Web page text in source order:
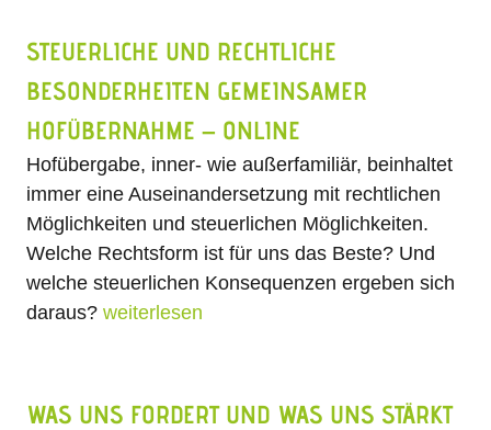
STEUERLICHE UND RECHTLICHE
BESONDERHEITEN GEMEINSAMER
HOFÜBERNAHME – ONLINE
Hofübergabe, inner- wie außerfamiliär, beinhaltet
immer eine Auseinandersetzung mit rechtlichen
Möglichkeiten und steuerlichen Möglichkeiten.
Welche Rechtsform ist für uns das Beste? Und
welche steuerlichen Konsequenzen ergeben sich
daraus?weiterlesen
WAS UNS FORDERT UND WAS UNS STÄRKT